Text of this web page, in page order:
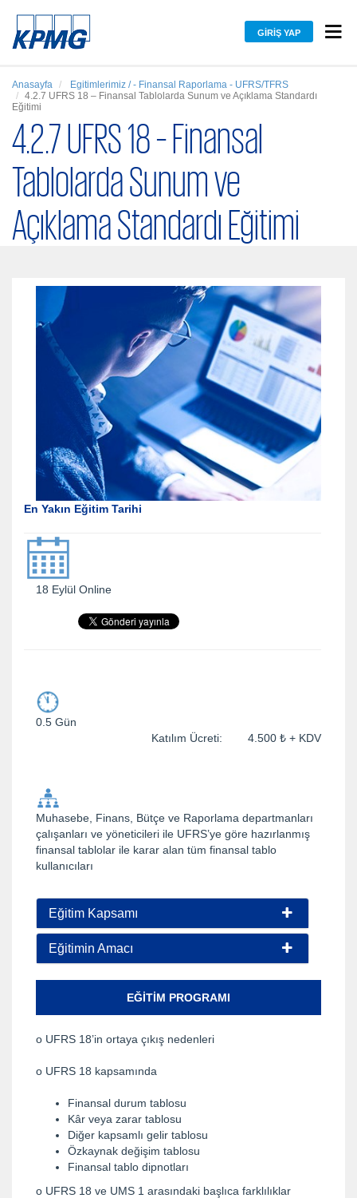
GIRIŞ YAP
Anasayfa
Egitimlerimiz / - Finansal Raporlama - UFRS/TFRS
4.2.7 UFRS 18 – Finansal Tablolarda Sunum ve Açıklama Standardı
Eğitimi
4.2.7 UFRS 18 – Finansal
Tablolarda Sunum ve
Açıklama Standardı Eğitimi
En Yakın Eğitim Tarihi
18 Eylül Online
0.5 Gün
Katılım Ücreti: 4.500 ₺ + KDV
Muhasebe, Finans, Bütçe ve Raporlama departmanları
çalışanları ve yöneticileri ile UFRS’ye göre hazırlanmış
finansal tablolar ile karar alan tüm finansal tablo
kullanıcıları
Eğitim Kapsamı
Eğitimin Amacı
EĞITIM PROGRAMI
o UFRS 18’in ortaya çıkış nedenleri
o UFRS 18 kapsamında
Finansal durum tablosu
Kâr veya zarar tablosu
Diğer kapsamlı gelir tablosu
Özkaynak değişim tablosu
Finansal tablo dipnotları
o UFRS 18 ve UMS 1 arasındaki başlıca farklılıklar